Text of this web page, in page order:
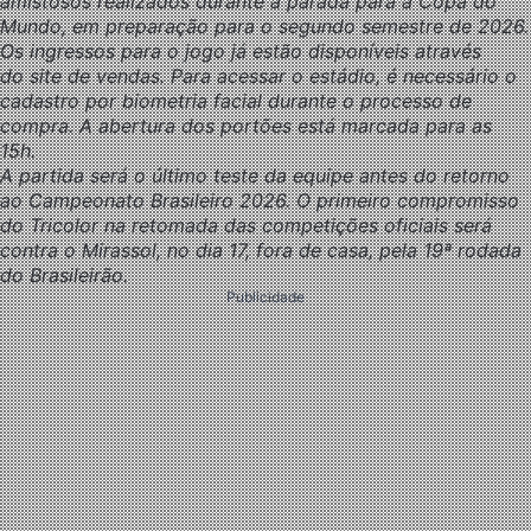
Mundo, em preparação para o segundo semestre de 2026.
Os ingressos para o jogo já estão disponíveis através
do site de vendas. Para acessar o estádio, é necessário o
cadastro por biometria facial durante o processo de
compra. A abertura dos portões está marcada para as
15h.
A partida será o último teste da equipe antes do retorno
ao Campeonato Brasileiro 2026. O primeiro compromisso
do Tricolor na retomada das competições oficiais será
contra o Mirassol, no dia 17, fora de casa, pela 19ª rodada
do Brasileirão.
Publicidade